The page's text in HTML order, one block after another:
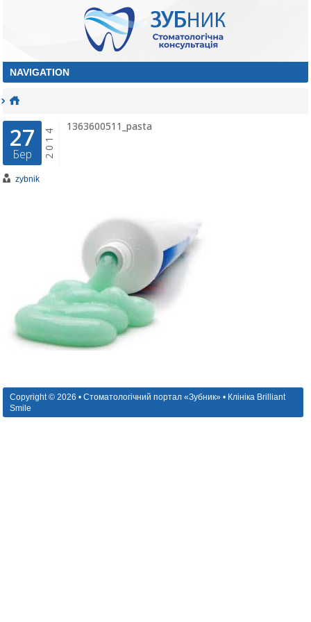
27
Бер 2014 1363600511_pasta
zybnik
Copyright © 2026 • Стоматологічний портал «Зубник» • Клініка Brilliant
Smile